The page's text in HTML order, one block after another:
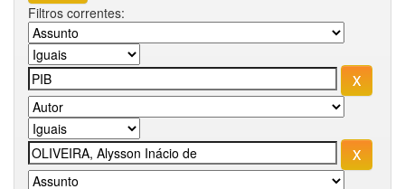
Filtros correntes: